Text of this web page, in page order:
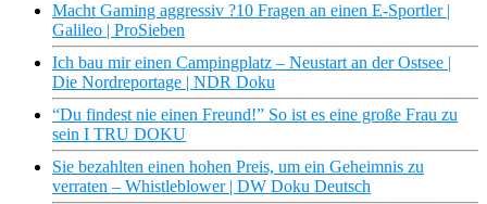
Macht Gaming aggressiv ?10 Fragen an einen E-Sportler |
Galileo | ProSieben
Ich bau mir einen Campingplatz – Neustart an der Ostsee |
Die Nordreportage | NDR Doku
“Du findest nie einen Freund!” So ist es eine große Frau zu
sein I TRU DOKU
Sie bezahlten einen hohen Preis, um ein Geheimnis zu
verraten – Whistleblower | DW Doku Deutsch